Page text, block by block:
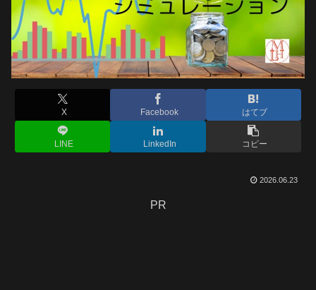
X Facebook はてブ
LINE LinkedIn コピー
2026.06.23
PR